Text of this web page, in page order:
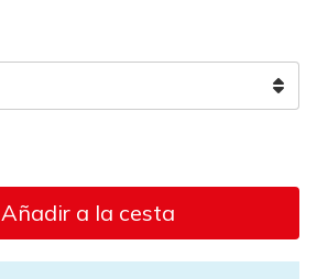
Añadir a la cesta